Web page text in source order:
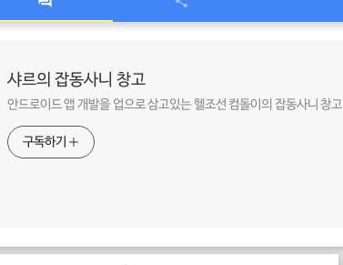
샤르의 잡동사니 창고
안드로이드 앱 개발을 업으로 삼고있는 헬조선 컴돌이의 잡동사니 창고
구독하기